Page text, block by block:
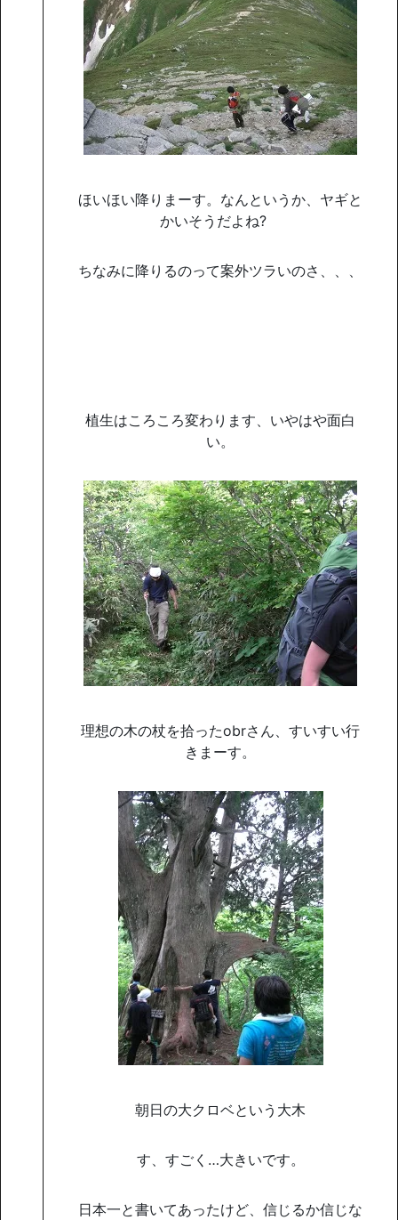
ほいほい降りまーす。なんというか、ヤギと
かいそうだよね?
ちなみに降りるのって案外ツラいのさ、、、
植生はころころ変わります、いやはや面白
い。
理想の木の杖を拾ったobrさん、すいすい行
きまーす。
朝日の大クロベという大木
す、すごく…大きいです。
日本一と書いてあったけど、信じるか信じな